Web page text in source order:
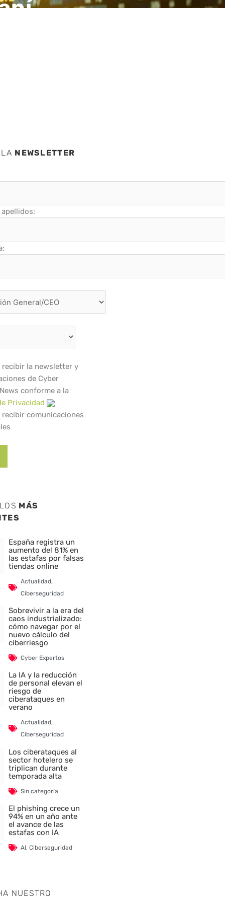
NEWSLETTER
recibir la newsletter y
de Cyber
conforme a la
Privacidad
recibir comunicaciones
MÁS
España registra un
aumento del 81% en
las estafas por falsas
tiendas online
Actualidad,
Ciberseguridad
Sobrevivir a la era del
caos industrializado:
cómo navegar por el
nuevo cálculo del
ciberriesgo
Cyber Expertos
La IA y la reducción
de personal elevan el
riesgo de
ciberataques en
verano
Actualidad,
Ciberseguridad
Los ciberataques al
sector hotelero se
triplican durante
temporada alta
Sin categoría
El phishing crece un
94% en un año ante
el avance de las
estafas con IA
AI,Ciberseguridad
NUESTRO